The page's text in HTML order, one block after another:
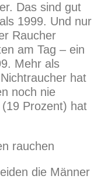
Das sind gut
1999. Und nur
Raucher
am Tag – ein
Mehr als
hat
noch nie
Prozent) hat
rauchen
die Männer